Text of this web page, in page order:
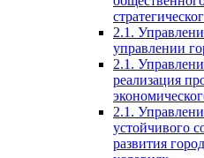
2.1.
управлении
2.1.
реализация
2.1.
устойчивого
развития